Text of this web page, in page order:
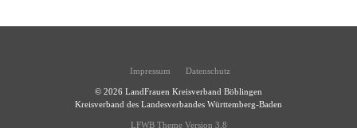
Impressum Datenschutz
© 2026 LandFrauen Kreisverband Böblingen
Kreisverband des Landesverbandes Württemberg-Baden
LFWB Theme Version 3.8